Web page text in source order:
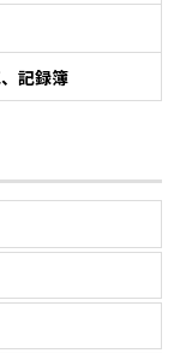
記録簿